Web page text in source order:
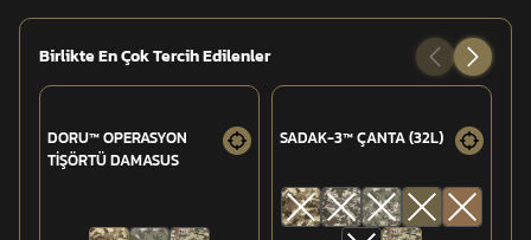
Birlikte En Çok Tercih Edilenler
DORU™ OPERASYON
TİŞÖRTÜ DAMASUS
SADAK-3™ ÇANTA (32L)